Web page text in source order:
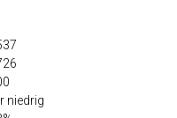
niedrig